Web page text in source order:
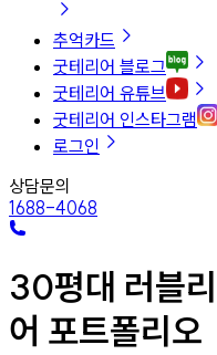
추억카드
굿테리어 블로그
굿테리어 유튜브
굿테리어 인스타그램
로그인
상담문의
1688-4068
30평대 러블
어 포트폴리오